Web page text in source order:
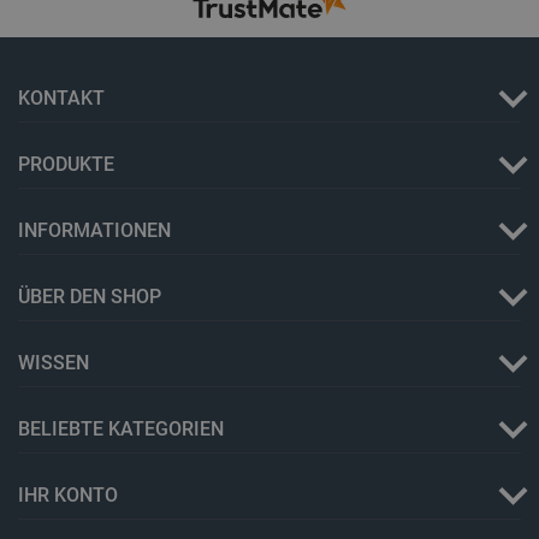
KONTAKT
PRODUKTE
INFORMATIONEN
ÜBER DEN SHOP
WISSEN
BELIEBTE KATEGORIEN
IHR KONTO
critData